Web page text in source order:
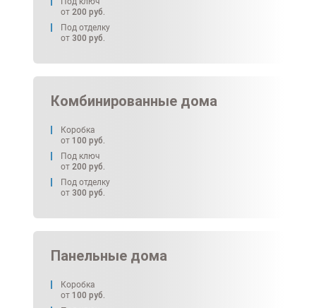
от 200 руб.
Под отделку
от 300 руб.
Комбинированные дома
Коробка
от 100 руб.
Под ключ
от 200 руб.
Под отделку
от 300 руб.
Панельные дома
Коробка
от 100 руб.